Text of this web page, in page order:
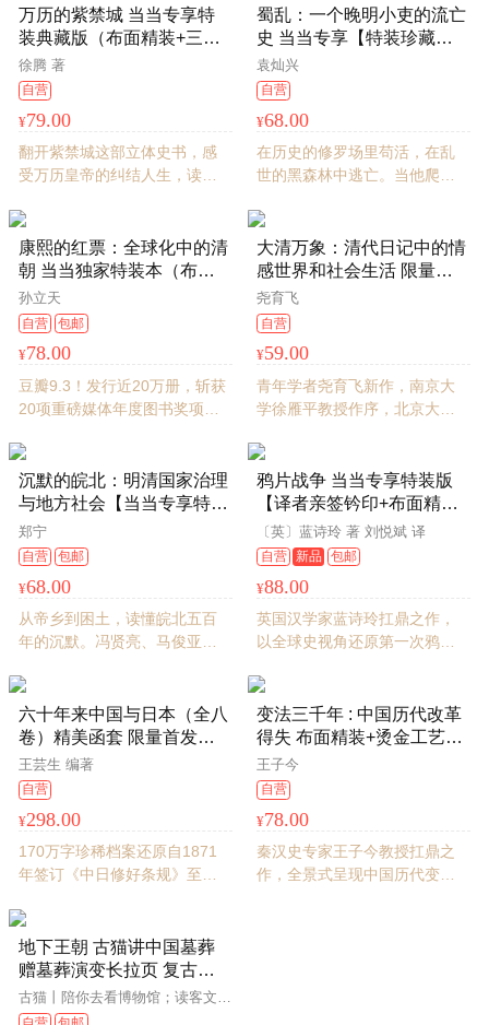
逆天改命的孤心 绒布精装 烫金
工艺 三面专属刷边 限定收藏
重审白银的涌动与枯竭。布面
刷边，环衬彩印，附藏书票，
定制飞机盒、珍珠棉包装。
万历的紫禁城 当当专享特
装典藏版（布面精装+三口
刷边+作者亲签钤印+限量编
号+飞机盒珍珠棉发货）
徐腾 著
自营
¥79.00
翻开紫禁城这部立体史书，感
受万历皇帝的纠结人生，读懂
蜀乱：一个晚明小吏的流亡
史 当当专享【特装珍藏亲
签钤印本】著名历史学者袁
灿兴深情执笔，看乱世蝼蚁
如何扛住时代的碾磨 首阳
青简002
袁灿兴
自营
¥68.00
在历史的修罗场里苟活，在乱
世的黑森林中逃亡。当他爬出
装，三面书口喷绘，赠藏书
票，专属飞机盒、泡泡棉发货
康熙的红票：全球化中的清
朝 当当独家特装本（布面
精装+三面刷边+钤印+藏书
票+书签）
孙立天
自营 包邮
¥78.00
豆瓣9.3！发行近20万册，斩获
20项重磅媒体年度图书奖项。
作，以全球史视野颠覆传统历
史叙事，许倬云、罗新、陈嘉
映、李雪涛、梁小民等多领域
顶尖学者联袂荐读
大清万象：清代日记中的情
感世界和社会生活 限量编
号喷绘版（附赠清供画书签
2张） 上下书口洒金 侧书口
喷绘日记书影
尧育飞
自营
¥59.00
青年学者尧育飞新作，南京大
学徐雁平教授作序，北京大学
研究馆员力荐。从出洋五大臣
被炸案到曾国藩的围棋日常，
透过日记笔触，勾勒帝国晚期
普通人的情感生活与社会百
态。书口专色+洒金
沉默的皖北：明清国家治理
与地方社会【当当专享特装
版】亲签钤印+布面精装+三
面刷边+飞机盒珍珠棉发货
郑宁
自营 包邮
¥68.00
从帝乡到困土，读懂皖北五百
年的沉默。冯贤亮、马俊亚、
鸦片战争 当当专享特装版
【译者亲签钤印+布面精装
+限量编号+刷边版+飞机盒
泡沫棉发货】
〔英〕蓝诗玲 著 刘悦斌 译
自营 新品 包邮
¥88.00
英国汉学家蓝诗玲扛鼎之作，
以全球史视角还原第一次鸦片
英资料，还原鸦片战争的真实
性，研究鸦片战争的历史和脉
络。
六十年来中国与日本（全八
卷）精美函套 限量首发章
限量编号
王芸生 编著
自营
¥298.00
170万字珍稀档案还原自1871
年签订《中日修好条规》至
中日关系史不可逾越的一块里
程碑。精美函套
变法三千年 : 中国历代改革
得失 布面精装+烫金工艺
+书口刷边+定制藏书票+定
制飞机盒珍珠棉发货
王子今
自营
¥78.00
秦汉史专家王子今教授扛鼎之
作，全景式呈现中国历代变法
地下王朝 古猫讲中国墓葬
赠墓葬演变长拉页 复古绒
布封面特装版 三口精美刷
边 B站百万热门课程纸质书
古猫丨陪你去看博物馆；读客文化 出品